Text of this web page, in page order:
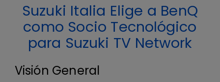
Suzuki Italia Elige a BenQ
como Socio Tecnológico
para Suzuki TV Network
Visión General